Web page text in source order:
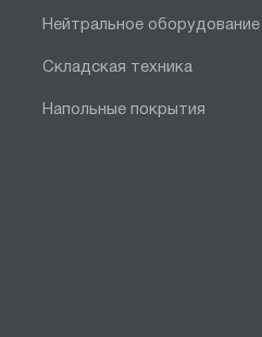
Нейтральное оборудование
Складская техника
Напольные покрытия